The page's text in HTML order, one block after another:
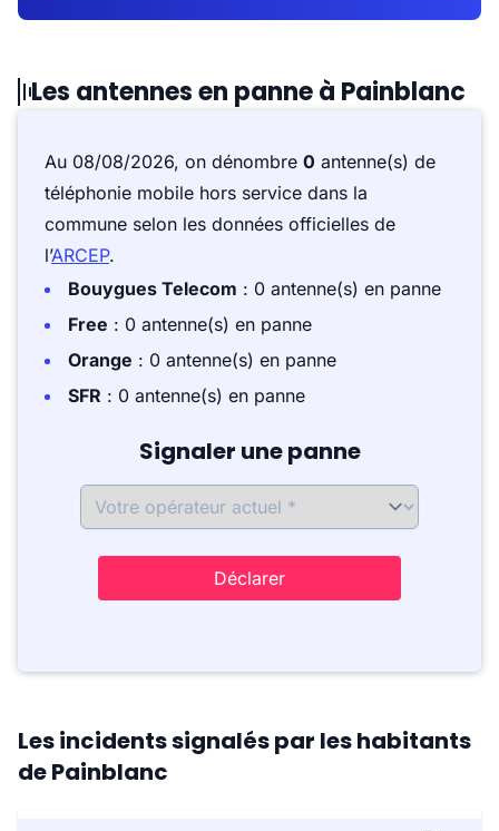
Les antennes en panne à Painblanc
Au 08/08/2026, on dénombre 0 antenne(s) de
téléphonie mobile hors service dans la
commune selon les données officielles de
l’ARCEP.
Bouygues Telecom : 0 antenne(s) en panne
Free : 0 antenne(s) en panne
Orange : 0 antenne(s) en panne
SFR : 0 antenne(s) en panne
Signaler une panne
Déclarer
Les incidents signalés par les habitants
de Painblanc